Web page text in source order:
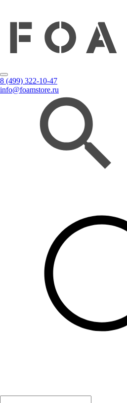
8 (499) 322-10-47
info@foamstore.ru